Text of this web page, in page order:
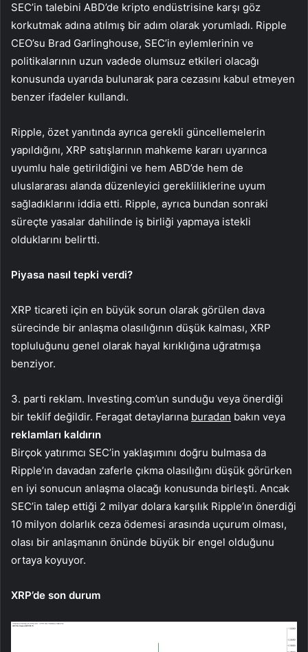
SEC’in talebini ABD’de kripto endüstrisine karşı göz
korkutmak adına atılmış bir adım olarak yorumladı. Ripple
CEO’su Brad Garlinghouse, SEC’in eylemlerinin ve
politikalarının uzun vadede olumsuz etkileri olacağı
konusunda uyarıda bulunarak para cezasını kabul etmeyen
benzer ifadeler kullandı.
Ripple, özet yanıtında ayrıca gerekli güncellemelerin
yapıldığını, XRP satışlarının mahkeme kararı uyarınca
uyumlu hale getirildiğini ve hem ABD’de hem de
uluslararası alanda düzenleyici gerekliliklerine uyum
sağladıklarını iddia etti. Ripple, ayrıca bundan sonraki
süreçte yasalar dahilinde iş birliği yapmaya istekli
olduklarını belirtti.
Piyasa nasıl tepki verdi?
XRP ticareti için en büyük sorun olarak görülen dava
sürecinde bir anlaşma olasılığının düşük kalması, XRP
topluluğunu genel olarak hayal kırıklığına uğratmışa
benziyor.
3. parti reklam. Investing.com’un sunduğu veya önerdiği
bir teklif değildir. Feragat detaylarına buradan bakın veya
reklamları kaldırın
Birçok yatırımcı SEC’in yaklaşımını doğru bulmasa da
Ripple’ın davadan zaferle çıkma olasılığını düşük görürken
en iyi sonucun anlaşma olacağı konusunda birleşti. Ancak
SEC’in talep ettiği 2 milyar dolara karşılık Ripple’ın önerdiği
10 milyon dolarlık ceza ödemesi arasında uçurum olması,
olası bir anlaşmanın önünde büyük bir engel olduğunu
ortaya koyuyor.
XRP’de son durum